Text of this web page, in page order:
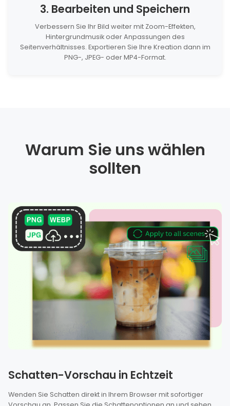
3. Bearbeiten und Speichern
Verbessern Sie Ihr Bild weiter mit Zoom-Effekten,
Hintergrundmusik oder Anpassungen des
Seitenverhältnisses. Exportieren Sie Ihre Kreation dann im
PNG-, JPEG- oder MP4-Format.
Warum Sie uns wählen
sollten
Schatten-Vorschau in Echtzeit
Wenden Sie Schatten direkt in Ihrem Browser mit sofortiger